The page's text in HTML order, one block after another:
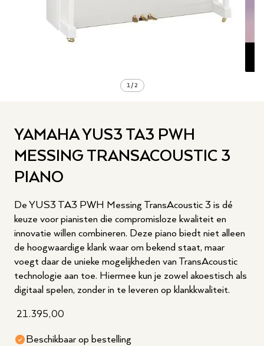
1/2
YAMAHA YUS3 TA3 PWH
MESSING TRANSACOUSTIC 3
PIANO
De YUS3 TA3 PWH Messing TransAcoustic 3 is dé
keuze voor pianisten die compromisloze kwaliteit en
innovatie willen combineren. Deze piano biedt niet alleen
de hoogwaardige klank waar om bekend staat, maar
voegt daar de unieke mogelijkheden van TransAcoustic
technologie aan toe. Hiermee kun je zowel akoestisch als
digitaal spelen, zonder in te leveren op klankkwaliteit.
21.395,00
Beschikbaar op bestelling